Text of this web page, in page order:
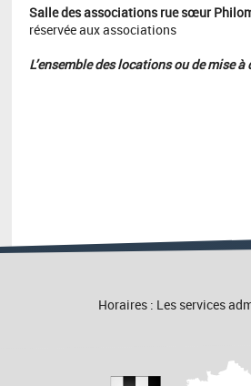
Salle des associations rue sœur
réservée aux associations
L’ensemble des locations ou de mise
Horaires : Les services